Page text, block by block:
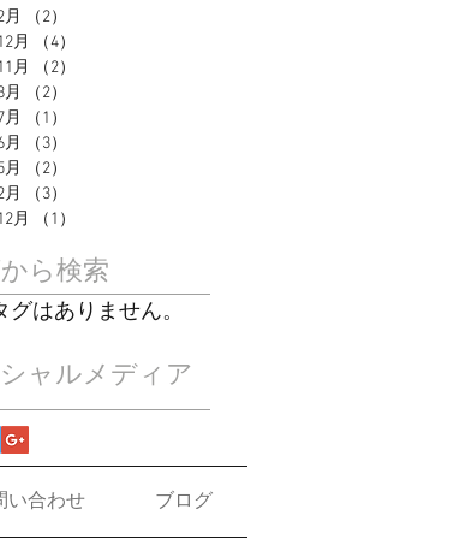
（2）
月
（4）
月
（2）
（2）
（1）
（3）
（2）
（3）
月
（1）
ら検索
グはありません。
ャルメディア
い合わせ ブログ